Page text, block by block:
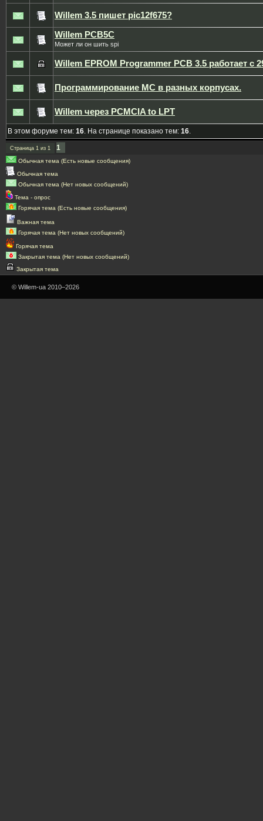
Willem 3.5 пишет pic12f675?
Willem PCB5C
Может ли он шить spi
Willem EPROM Programmer PCB 3.5 работает с
Программирование МС в разных корпусах.
Willem через PCMCIA to LPT
В этом форуме тем: 16. На странице показано тем: 16.
Страница 1 из 1 1
Обычная тема (Есть новые сообщения)
Обычная тема
Обычная тема (Нет новых сообщений)
Тема - опрос
Горячая тема (Есть новые сообщения)
Важная тема
Горячая тема (Нет новых сообщений)
Горячая тема
Закрытая тема (Нет новых сообщений)
Закрытая тема
© Willem-ua 2010–2026